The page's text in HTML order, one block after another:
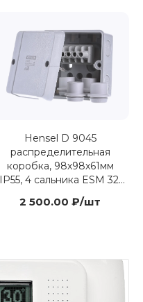
Hensel D 9045
распределительная
коробка, 98х98х61мм
IP55, 4 сальника ESM 32,
клеммник DKL 04
2 500.00 ₽/шт